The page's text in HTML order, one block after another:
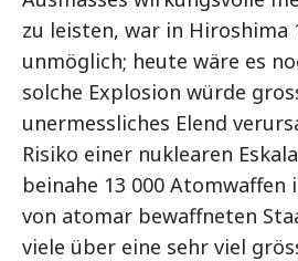
zu leisten, war in Hiroshima
unmöglich; heute wäre es
solche Explosion würde
unermessliches Elend
Risiko einer nuklearen
beinahe 13 000 Atomwaffen
von atomar bewaffneten
viele über eine sehr viel